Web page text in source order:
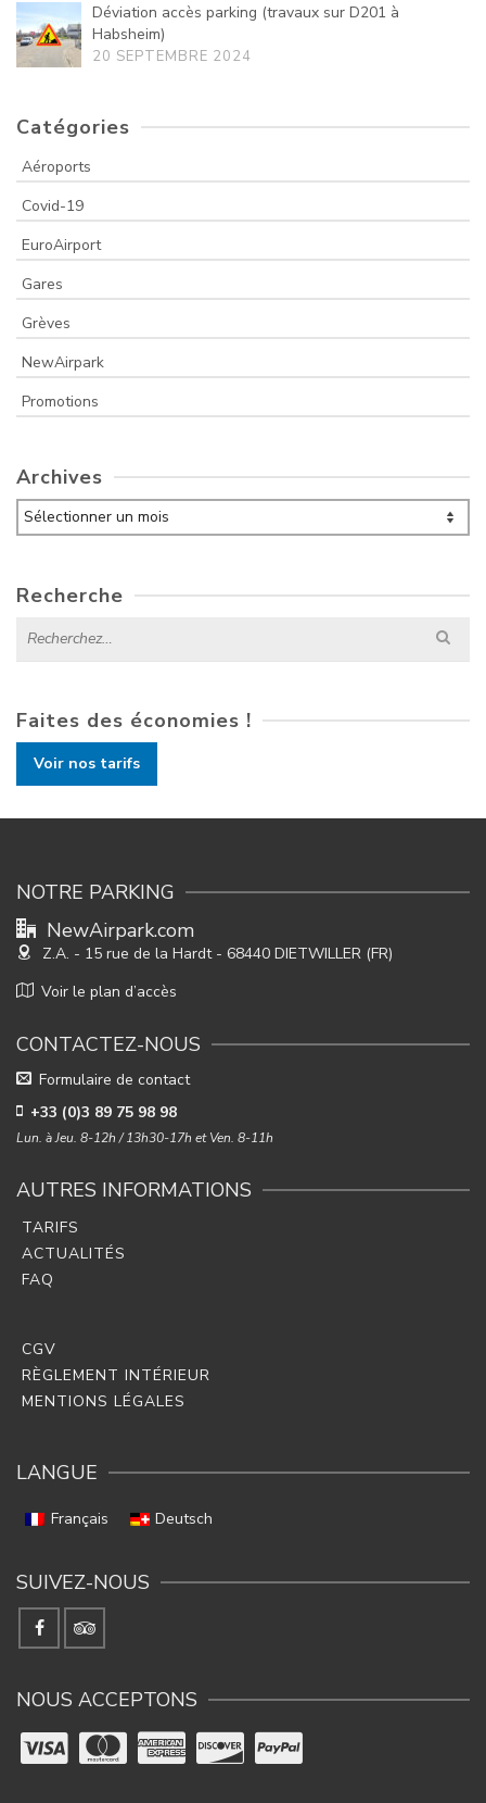
Déviation accès parking (travaux sur D201 à
Habsheim)
20 SEPTEMBRE 2024
Catégories
Aéroports
Covid-19
EuroAirport
Gares
Grèves
NewAirpark
Promotions
Archives
Archives
Recherche
for:
Faites des économies !
Voir nos tarifs
NOTRE PARKING
NewAirpark.com
Z.A. - 15 rue de la Hardt - 68440 DIETWILLER (FR)
Voir le plan d’accès
CONTACTEZ-NOUS
Formulaire de contact
+33 (0)3 89 75 98 98
Lun. à Jeu. 8-12h / 13h30-17h et Ven. 8-11h
AUTRES INFORMATIONS
TARIFS
ACTUALITÉS
FAQ
CGV
RÈGLEMENT INTÉRIEUR
MENTIONS LÉGALES
LANGUE
Français Deutsch
SUIVEZ-NOUS
NOUS ACCEPTONS